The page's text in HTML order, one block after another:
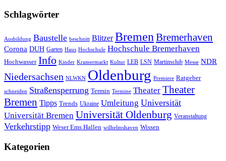
Schlagwörter
Ausbildung Baustelle beschnitt Blitzer Bremen Bremerhaven
Corona DUH Garten Haus Hochschule Hochschule Bremerhaven
Hochwasser Info Kinder Kramermarkt Kultur LEB LSN Martinsclub Messe NDR
Niedersachsen NLWKN Oldenburg Premiere Ratgeber
schneiden Straßensperrung Termin Termine Theater Theater
Bremen Tipps Trends Ukraine Umleitung Universität
Universität Bremen Universität Oldenburg Veranstaltung
Verkehrstipp Weser Ems Hallen wilhelmshaven Wissen
Kategorien